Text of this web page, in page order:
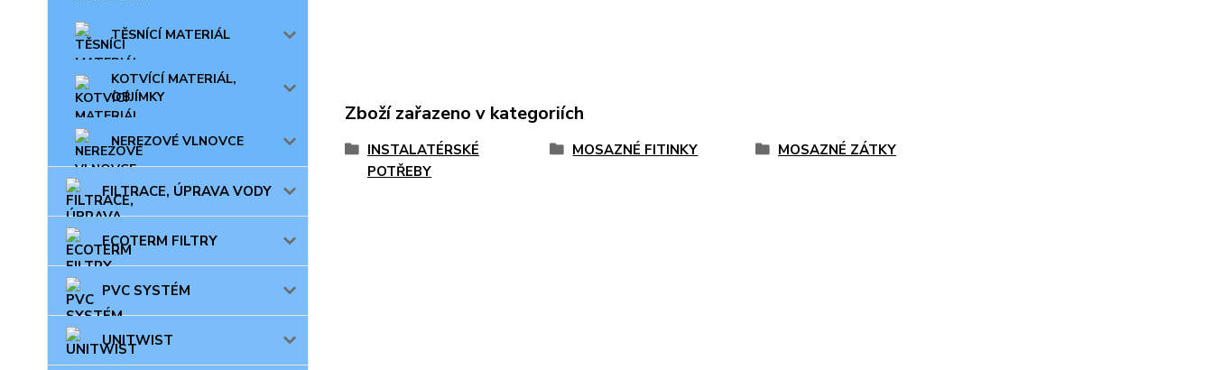
TĚSNÍCÍ MATERIÁL
KOTVÍCÍ MATERIÁL,
OBJÍMKY
NEREZOVÉ VLNOVCE
FILTRACE, ÚPRAVA VODY
ECOTERM FILTRY
PVC SYSTÉM
UNITWIST
Zboží zařazeno v kategoriích
INSTALATÉRSKÉ
POTŘEBY
MOSAZNÉ FITINKY MOSAZNÉ ZÁTKY